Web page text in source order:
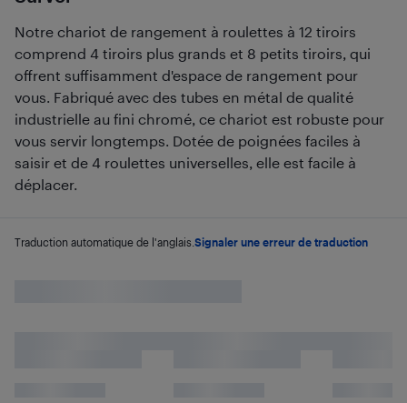
Notre chariot de rangement à roulettes à 12 tiroirs
comprend 4 tiroirs plus grands et 8 petits tiroirs, qui
offrent suffisamment d'espace de rangement pour
vous. Fabriqué avec des tubes en métal de qualité
industrielle au fini chromé, ce chariot est robuste pour
vous servir longtemps. Dotée de poignées faciles à
saisir et de 4 roulettes universelles, elle est facile à
déplacer.
Traduction automatique de l'anglais. Signaler une erreur de traduction